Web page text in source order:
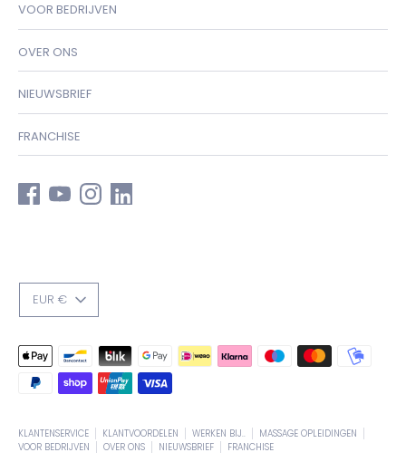
VOOR BEDRIJVEN
OVER ONS
NIEUWSBRIEF
FRANCHISE
KLANTENSERVICE KLANTVOORDELEN WERKEN BIJ..
MASSAGE OPLEIDINGEN
VOOR BEDRIJVEN
OVER ONS NIEUWSBRIEF
FRANCHISE
VALUTA
EUR €
Geaccepteerde
betaalmethodes